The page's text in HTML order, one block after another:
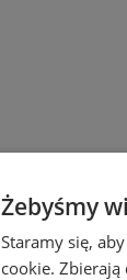
Żebyśmy
Staramy się,
cookie.